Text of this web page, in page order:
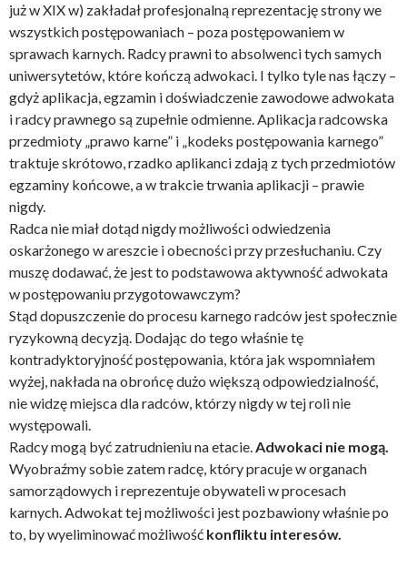
już w XIX w) zakładał profesjonalną reprezentację strony we
wszystkich postępowaniach – poza postępowaniem w
sprawach karnych. Radcy prawni to absolwenci tych samych
uniwersytetów, które kończą adwokaci. I tylko tyle nas łączy –
gdyż aplikacja, egzamin i doświadczenie zawodowe adwokata
i radcy prawnego są zupełnie odmienne. Aplikacja radcowska
przedmioty „prawo karne” i „kodeks postępowania karnego”
traktuje skrótowo, rzadko aplikanci zdają z tych przedmiotów
egzaminy końcowe, a w trakcie trwania aplikacji – prawie
nigdy.
Radca nie miał dotąd nigdy możliwości odwiedzenia
oskarżonego w areszcie i obecności przy przesłuchaniu. Czy
muszę dodawać, że jest to podstawowa aktywność adwokata
w postępowaniu przygotowawczym?
Stąd dopuszczenie do procesu karnego radców jest społecznie
ryzykowną decyzją. Dodając do tego właśnie tę
kontradyktoryjność postępowania, która jak wspomniałem
wyżej, nakłada na obrońcę dużo większą odpowiedzialność,
nie widzę miejsca dla radców, którzy nigdy w tej roli nie
występowali.
Radcy mogą być zatrudnieniu na etacie.Adwokaci nie mogą.
Wyobraźmy sobie zatem radcę, który pracuje w organach
samorządowych i reprezentuje obywateli w procesach
karnych. Adwokat tej możliwości jest pozbawiony właśnie po
to, by wyeliminować możliwość konfliktu interesów.